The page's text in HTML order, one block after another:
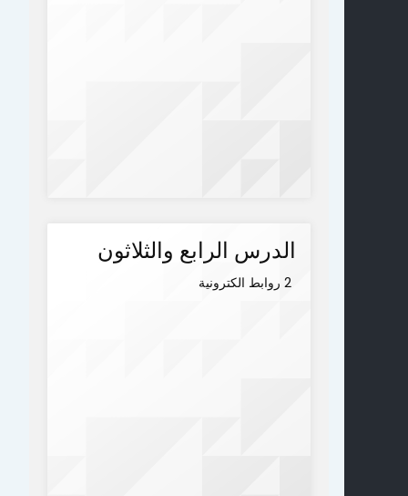
الدرس الرابع والثلاثون
2 روابط الكترونية